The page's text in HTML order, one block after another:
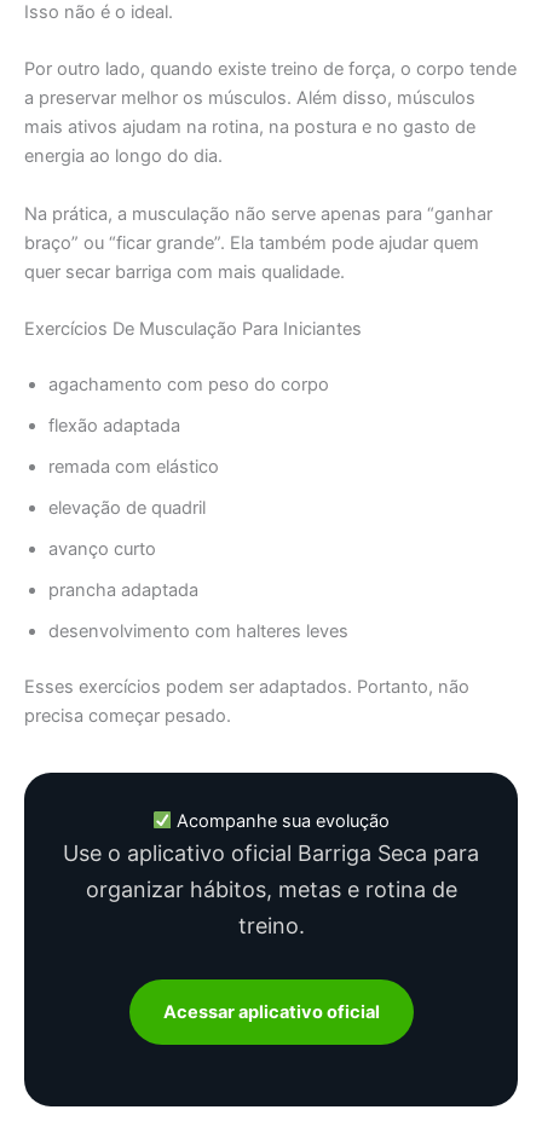
Isso não é o ideal.
Por outro lado, quando existe treino de força, o corpo tende
a preservar melhor os músculos. Além disso, músculos
mais ativos ajudam na rotina, na postura e no gasto de
energia ao longo do dia.
Na prática, a musculação não serve apenas para “ganhar
braço” ou “ficar grande”. Ela também pode ajudar quem
quer secar barriga com mais qualidade.
Exercícios De Musculação Para Iniciantes
agachamento com peso do corpo
flexão adaptada
remada com elástico
elevação de quadril
avanço curto
prancha adaptada
desenvolvimento com halteres leves
Esses exercícios podem ser adaptados. Portanto, não
precisa começar pesado.
Acompanhe sua evolução
Use o aplicativo oficial Barriga Seca para
organizar hábitos, metas e rotina de
treino.
Acessar aplicativo oficial